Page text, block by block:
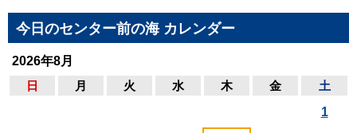
今日のセンター前の海 カレンダー
2026年8月
日
月 火 水 木 金 土
1